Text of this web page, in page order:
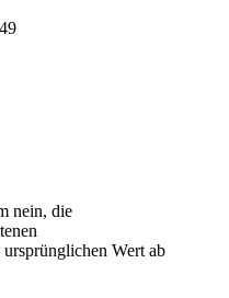
nein, die
Wert ab